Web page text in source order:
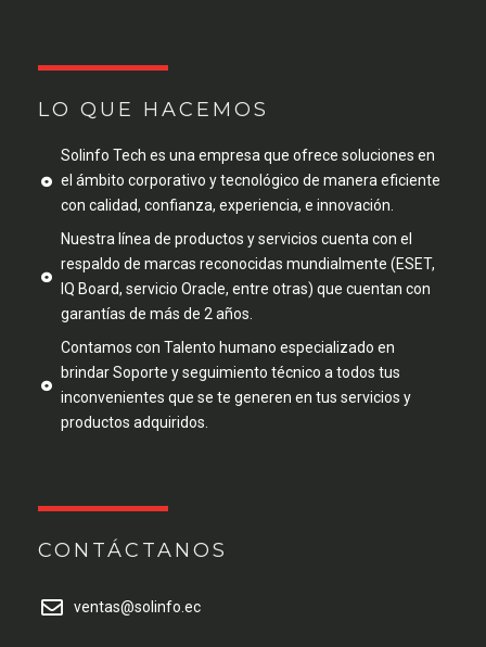
LO QUE HACEMOS
Solinfo Tech es una empresa que ofrece soluciones en
el ámbito corporativo y tecnológico de manera eficiente
con calidad, confianza, experiencia, e innovación.
Nuestra línea de productos y servicios cuenta con el
respaldo de marcas reconocidas mundialmente (ESET,
IQ Board, servicio Oracle, entre otras) que cuentan con
garantías de más de 2 años.
Contamos con Talento humano especializado en
brindar Soporte y seguimiento técnico a todos tus
inconvenientes que se te generen en tus servicios y
productos adquiridos.
CONTÁCTANOS
ventas@solinfo.ec